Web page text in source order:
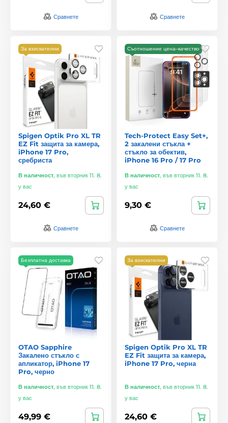
Сравнете Сравнете
За взискателни
Spigen Optik Pro XL TR
EZ Fit защита за камера,
iPhone 17 Pro,
сребриста
В наличност, във вторник 11. 8.
у вас
24,60 €
Сравнете
Съотношение цена–качество
Tech-Protect Easy Set+,
2 закалени стъкла +
стъкло за обектив,
iPhone 16 Pro / 17 Pro
В наличност, във вторник 11. 8.
у вас
9,30 €
Сравнете
Безплатна доставка
OTAO Sapphire
Закалено стъкло с
апликатор, iPhone 17
Pro, черно
В наличност, във вторник 11. 8.
у вас
49,99 €
За взискателни
Spigen Optik Pro XL TR
EZ Fit защита за камера,
iPhone 17 Pro, черна
В наличност, във вторник 11. 8.
у вас
24,60 €